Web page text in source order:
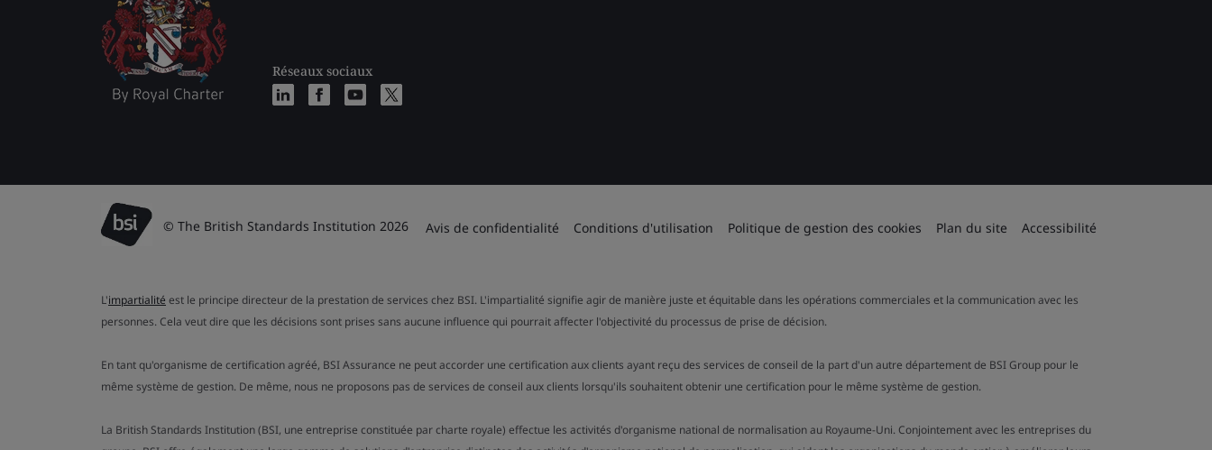
Réseaux sociaux
© The British Standards Institution 2026 Avis de confidentialité Conditions d'utilisation Politique de gestion des cookies Plan du site Accessibilité
L'impartialité est le principe directeur de la prestation de services chez BSI. L'impartialité signifie agir de manière juste et équitable dans les opérations commerciales et la communication avec les
personnes. Cela veut dire que les décisions sont prises sans aucune influence qui pourrait affecter l'objectivité du processus de prise de décision.
En tant qu'organisme de certification agréé, BSI Assurance ne peut accorder une certification aux clients ayant reçu des services de conseil de la part d'un autre département de BSI Group pour le
même système de gestion. De même, nous ne proposons pas de services de conseil aux clients lorsqu'ils souhaitent obtenir une certification pour le même système de gestion.
La British Standards Institution (BSI, une entreprise constituée par charte royale) effectue les activités d'organisme national de normalisation au Royaume-Uni. Conjointement avec les entreprises du